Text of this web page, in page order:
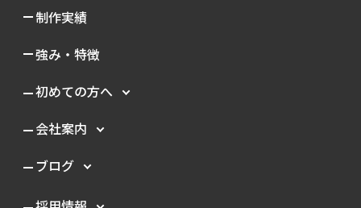
制作実績
強み・特徴
初めての方へ
会社案内
ブログ